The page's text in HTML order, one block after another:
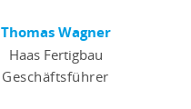
Thomas Wagner
Haas Fertigbau
Geschäftsführer